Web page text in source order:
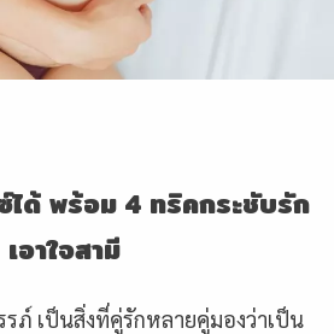
ได้ พร้อม 4 ทริคกระชับรัก
เอาใจสามี
รภ์ เป็นสิ่งที่คู่รักหลายคู่มองว่าเป็น